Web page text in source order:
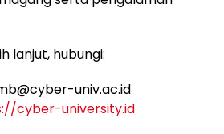
lanjut, hubungi:
univ.ac.id
cyber-university.id